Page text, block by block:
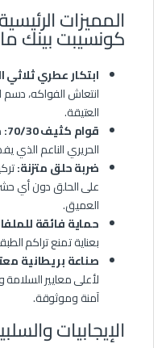
المميزات
كونسيبت بينك
ابتكار عطري ثلاثي
انتعاش الفواكه، دسم
العتيقة.
قوام كثيف 70/30:
الحريري الناعم الذي
ضربة حلق متزنة:
على الحلق دون أي
العميق.
حماية فائقة
بعناية تمنع تراكم
صناعة بريطانية
لأعلى معايير
آمنة وموثوقة.
الإيجابيات